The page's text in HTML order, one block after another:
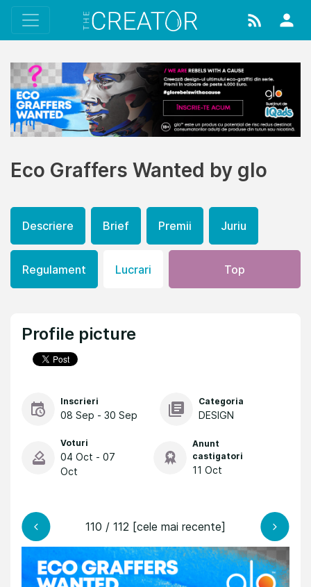
Eco Graffers Wanted by glo
Descriere Brief Premii Juriu
Regulament Lucrari Top
Profile picture
Inscrieri
08 Sep - 30 Sep
Categoria
DESIGN
Voturi
04 Oct - 07
Oct
Anunt
castigatori
11 Oct
110 / 112 [cele mai recente]